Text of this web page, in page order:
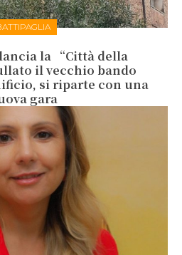
la “Città della
il vecchio bando
si riparte con una
gara